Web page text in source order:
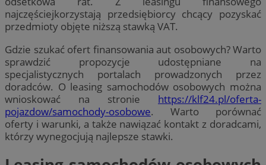
najczęściejkorzystają przedsiębiorcy chcący pozyskać
przedmioty objęte niższą stawką VAT.
Gdzie szukać ofert finansowania aut osobowych? Warto
sprawdzić propozycje udostępniane na
specjalistycznych portalach prowadzonych przez
doradców. O leasing samochodów osobowych można
wnioskować na stronie https://klf24.pl/oferta-
pojazdow/samochody-osobowe. Warto porównać
oferty i warunki, a także nawiązać kontakt z doradcami,
którzy wynegocjują najlepsze stawki.